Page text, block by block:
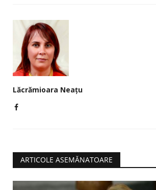
Lăcrămioara Neațu
ARTICOLE ASEMĂNATOARE